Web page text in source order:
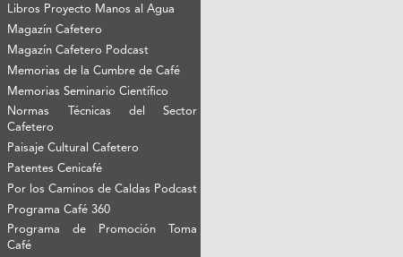
Libros Proyecto Manos al Agua
Magazín Cafetero
Magazín Cafetero Podcast
Memorias de la Cumbre de Café
Memorias Seminario Científico
Normas Técnicas del Sector
Cafetero
Paisaje Cultural Cafetero
Patentes Cenicafé
Por los Caminos de Caldas Podcast
Programa Café 360
Programa de Promoción Toma
Café